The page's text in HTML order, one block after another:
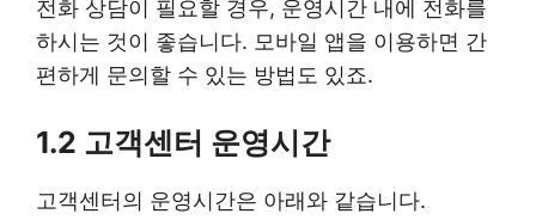
전화 상담이 필요할 경우, 운영시간 내에 전화를
하시는 것이 좋습니다. 모바일 앱을 이용하면 간
편하게 문의할 수 있는 방법도 있죠.
1.2 고객센터 운영시간
고객센터의 운영시간은 아래와 같습니다.